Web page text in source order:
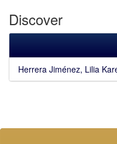
Discover
Herrera Jiménez, Lilia